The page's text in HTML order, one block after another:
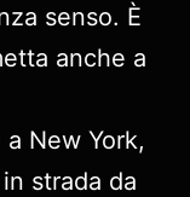
senso. È
anche a
New York,
strada da